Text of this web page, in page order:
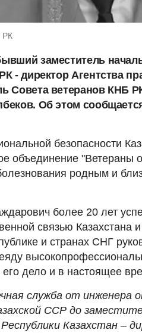
РК
заместитель
- директор Агентства
Совета ветеранов КНБ
Об этом
безопасности
объединение "Ветераны
родным и
более 20 лет
связью
и странах СНГ
дело и в настоя­щее
служба от инженера
ССР до
Казахстан –